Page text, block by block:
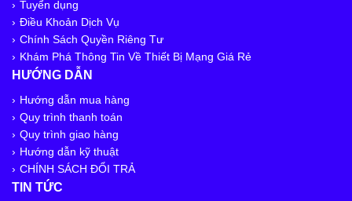
Tuyển dụng
Điều Khoản Dịch Vụ
Chính Sách Quyền Riêng Tư
Khám Phá Thông Tin Về Thiết Bị Mạng Giá Rẻ
HƯỚNG DẪN
Hướng dẫn mua hàng
Quy trình thanh toán
Quy trình giao hàng
Hướng dẫn kỹ thuật
CHÍNH SÁCH ĐỔI TRẢ
TIN TỨC